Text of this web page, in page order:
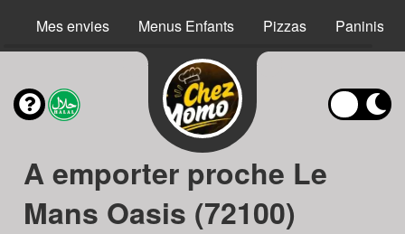
Mes envies Menus Enfants Pizzas Paninis
A emporter proche Le
Mans Oasis (72100)